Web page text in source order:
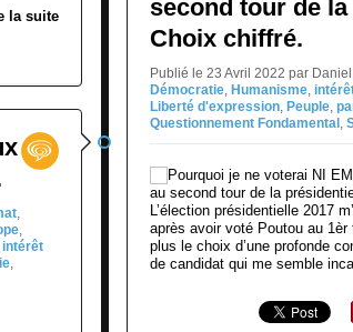
la suite
,
,
intérêt
,
second tour de
Choix chiffré.
Publié le 23 Avril 2022 par
Démocratie, Humanisme,
Liberté d'expression, Peuple,
Questionnement Fondamental ,
L’élection présidentielle 2017
après avoir voté Poutou au
plus le choix d’une profonde
de candidat qui me semble